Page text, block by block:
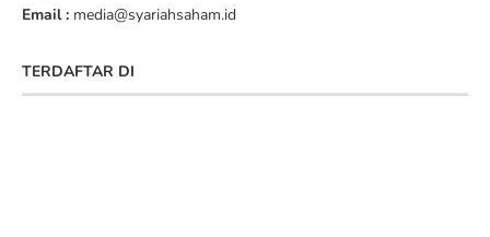
Email : media@syariahsaham.id
TERDAFTAR DI